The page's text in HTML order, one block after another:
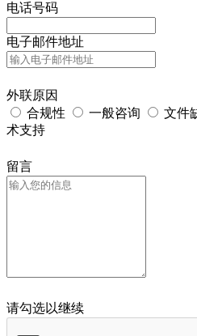
电话号码
电子邮件地址
外联原因
合规性
一般咨询 文件
术支持
留言
请勾选以继续